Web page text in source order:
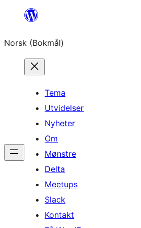
Hopp
innhold
Norsk (Bokmål)
Tema
Utvidelser
Nyheter
Om
Mønstre
Delta
Meetups
Slack
Kontakt